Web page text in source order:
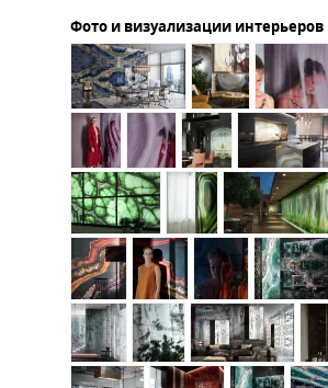
Фото и визуализации интерьеров